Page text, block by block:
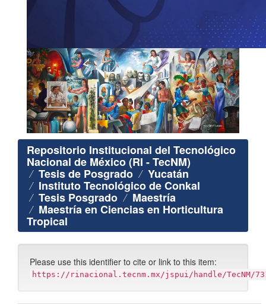
Repositorio Institucional del Tecnológico
Nacional de México (RI - TecNM)
Tesis de Posgrado Yucatán
Instituto Tecnológico de Conkal
Tesis Posgrado Maestría
Maestría en Ciencias en Horticultura
Tropical
Please use this identifier to cite or link to this item:
https://rinacional.tecnm.mx/jspui/handle/TecNM/